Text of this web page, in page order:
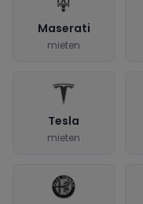
Maserati
mieten
Tesla
mieten